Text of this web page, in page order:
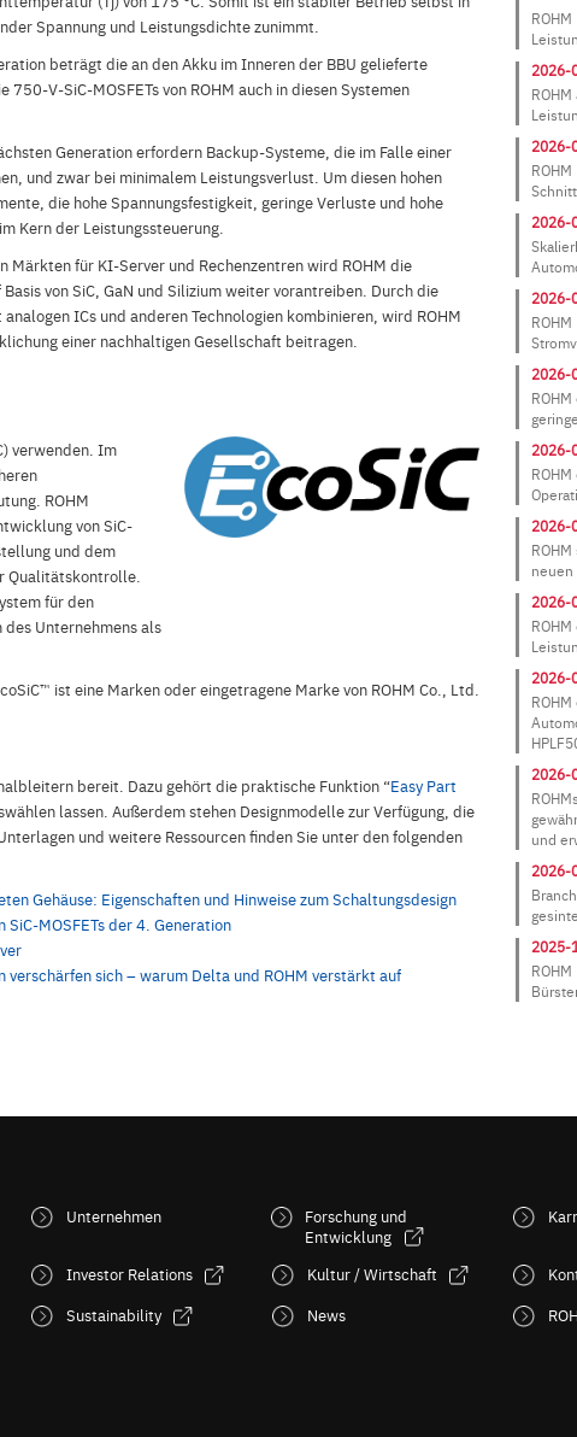
Spannung und Leistungsdichte zunimmt.
beträgt die an den Akku im Inneren der BBU gelieferte
V-SiC-MOSFETs von ROHM auch in diesen Systemen
Generation erfordern Backup-Systeme, die im Falle einer
und zwar bei minimalem Leistungsverlust. Um diesen hohen
die hohe Spannungsfestigkeit, geringe Verluste und hohe
Kern der Leistungssteuerung.
für KI-Server und Rechenzentren wird ROHM die
von SiC, GaN und Silizium weiter vorantreiben. Durch die
ICs und anderen Technologien kombinieren, wird ROHM
einer nachhaltigen Gesellschaft beitragen.
verwenden. Im
ROHM
von SiC-
und dem
Qualitätskontrolle.
für den
Unternehmens als
ist eine Marken oder eingetragene Marke von ROHM Co., Ltd.
bereit. Dazu gehört die praktische Funktion “Easy Part
lassen. Außerdem stehen Designmodelle zur Verfügung, die
und weitere Ressourcen finden Sie unter den folgenden
Gehäuse: Eigenschaften und Hinweise zum Schaltungsdesign
MOSFETs der 4. Generation
verschärfen sich – warum Delta und ROHM verstärkt auf
2026-
2026-
2026-
2026-
2026-
2026-
2026-
neuen
2026-
2026-
2026-
und
2026-
2025-
Unternehmen
Investor Relations
Sustainability
Forschung und
Entwicklung
Kultur / Wirtschaft
News